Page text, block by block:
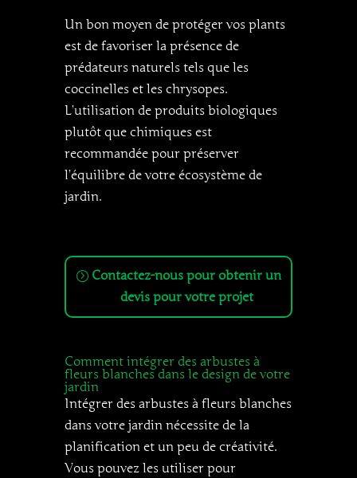
Un bon moyen de protéger vos plants
est de favoriser la présence de
prédateurs naturels tels que les
coccinelles et les chrysopes.
L’utilisation de produits biologiques
plutôt que chimiques est
recommandée pour préserver
l’équilibre de votre écosystème de
jardin.
Contactez-nous pour obtenir un
devis pour votre projet
Comment intégrer des arbustes à
fleurs blanches dans le design de votre
jardin
Intégrer des arbustes à fleurs blanches
dans votre jardin nécessite de la
planification et un peu de créativité.
Vous pouvez les utiliser pour